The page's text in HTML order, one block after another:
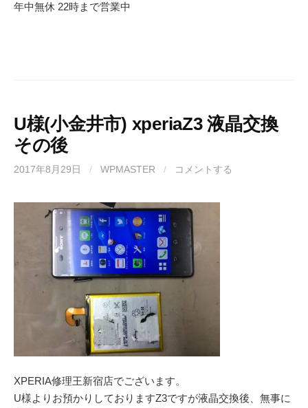
年中無休 22時まで営業中
U様(小金井市) xperiaZ3 液晶交換
その後
2017年8月29日 / WPMASTER / コメントする
XPERIA修理王新宿店でございます。
U様よりお預かりしておりますZ3ですが液晶交換後、無事に